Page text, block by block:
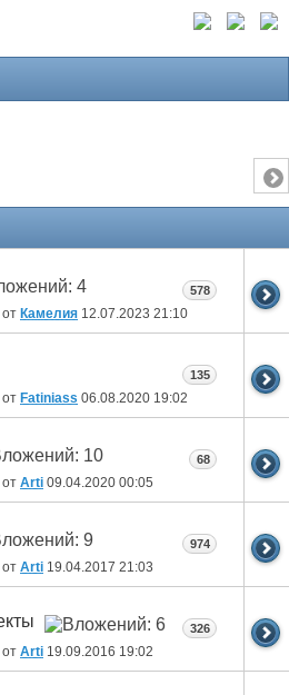
Камелия 12.07.2023 21:10
578
Fatiniass 06.08.2020 19:02
135
Arti 09.04.2020 00:05
68
Arti 19.04.2017 21:03
974
Arti 19.09.2016 19:02
326